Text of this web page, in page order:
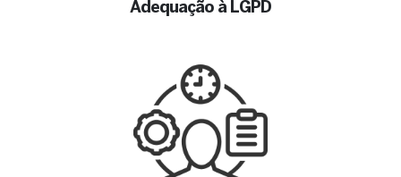
Adequação à LGPD